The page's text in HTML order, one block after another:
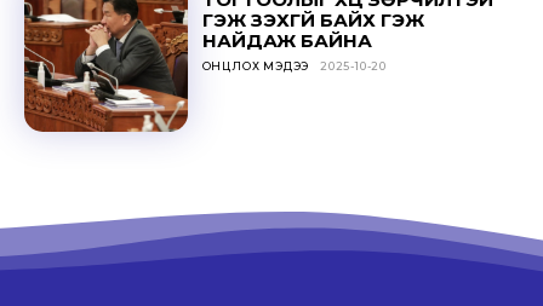
ГЭЖ ҮЗЭХГҮЙ БАЙХ ГЭЖ
НАЙДАЖ БАЙНА
ОНЦЛОХ МЭДЭЭ 2025-10-20